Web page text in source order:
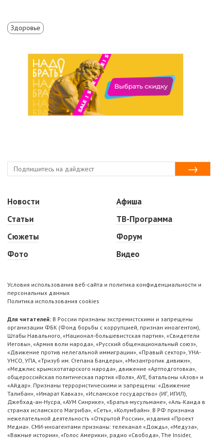
Здоровье
Новости
Статьи
Сюжеты
Фото
Афиша
ТВ-Программа
Форум
Видео
Условия использования веб-сайта и политика конфиденциальности и
персональных данных
Политика использования cookies
Для читателей: В России признаны экстремистскими и запрещены
организации ФБК (Фонд борьбы с коррупцией, признан иноагентом),
Штабы Навального, «Национал-большевистская партия», «Свидетели
Иеговы», «Армия воли народа», «Русский общенациональный союз»,
«Движение против нелегальной иммиграции», «Правый сектор», УНА-
УНСО, УПА, «Тризуб им. Степана Бандеры», «Мизантропик дивижн»,
«Меджлис крымскотатарского народа», движение «Артподготовка»,
общероссийская политическая партия «Воля», АУЕ, батальоны «Азов» и
«Айдар». Признаны террористическими и запрещены: «Движение
Талибан», «Имарат Кавказ», «Исламское государство» (ИГ, ИГИЛ),
Джебхад-ан-Нусра, «АУМ Синрике», «Братья-мусульмане», «Аль-Каида в
странах исламского Магриба», «Сеть», «Колумбайн». В РФ признана
нежелательной деятельность «Открытой России», издания «Проект
Медиа». СМИ-иноагентами признаны: телеканал «Дождь», «Медуза»,
«Важные истории», «Голос Америки», радио «Свобода», The Insider,